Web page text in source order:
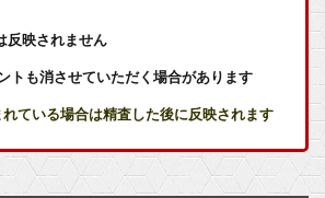
弾幕STG『カラドリウス2』発売決定！
庭園4での評価が話題に
反映されません
トも消させていただく場合があります
れている場合は精査した後に反映されます